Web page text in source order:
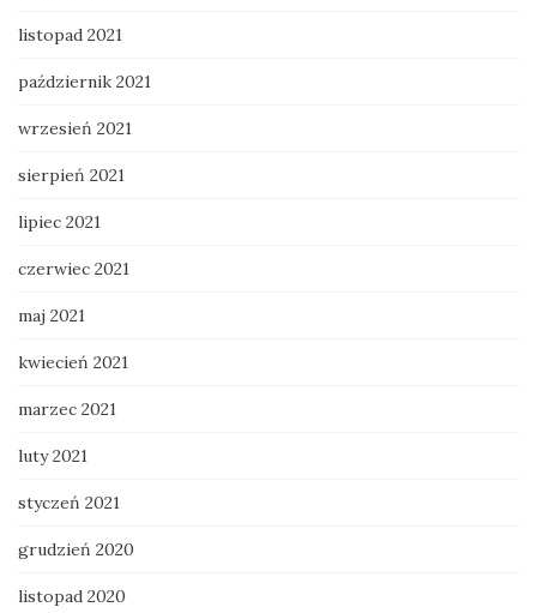
listopad 2021
październik 2021
wrzesień 2021
sierpień 2021
lipiec 2021
czerwiec 2021
maj 2021
kwiecień 2021
marzec 2021
luty 2021
styczeń 2021
grudzień 2020
listopad 2020